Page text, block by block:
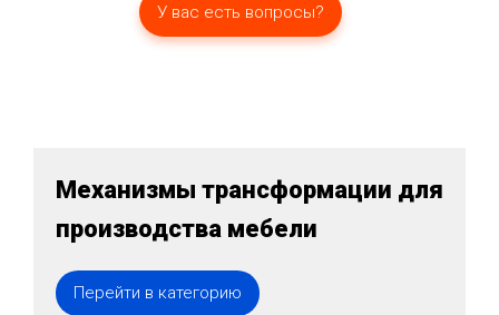
У вас есть вопросы?
Механизмы трансформации для
производства мебели
Перейти в категорию